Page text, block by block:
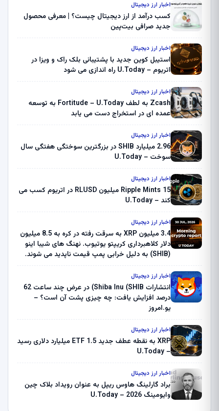
اخبار ارز دیجیتال
کسب درآمد از ارز دیجیتال چیست؟ | معرفی محصول
جدید صرافی بیت‌پین
اخبار ارز دیجیتال
استیبل کوین جدید با پشتیبانی بلک راک و ویزا در
اتریوم – U.Today راه اندازی می شود
اخبار ارز دیجیتال
Zcash به لطف Fortitude – U.Today به توسعه
عمده ای در استخراج دست می یابد
اخبار ارز دیجیتال
2.96 میلیارد SHIB در بزرگترین سوختگی هفتگی سال
سوخت – U.Today
اخبار ارز دیجیتال
Ripple Mints 15 میلیون RLUSD در اتریوم کسب می
کند – U.Today
اخبار ارز دیجیتال
3.4 میلیون XRP به سرقت رفته در کره به 8.5 میلیون
دلار کلاهبرداری کریپتو یوتیوب. نهنگ های شیبا اینو
(SHIB) به دلیل خرابی پمپ قیمت ناپدید می شوند.
ثبت کرد – گزارش کریپتو صبح – U.Today
اخبار ارز دیجیتال
انتشارات Shiba Inu (SHIB) در عرض چند ساعت 62
درصد افزایش یافت: چه چیزی پشت آن است؟ –
یو.امروز
اخبار ارز دیجیتال
XRP به نقطه عطف جدید ETF 1.5 میلیارد دلاری رسید
– U.Today
اخبار ارز دیجیتال
براد گارلینگ هاوس ریپل به عنوان رویداد بلاک چین
وایومینگ 2026 – U.Today